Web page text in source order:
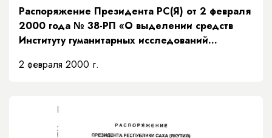
Распоряжение Президента РС(Я) от 2 февраля
2000 года № 38-РП «О выделении средств
Институту гуманитарных исследований
издание фундаментальных трудов»
2 февраля 2000 г.